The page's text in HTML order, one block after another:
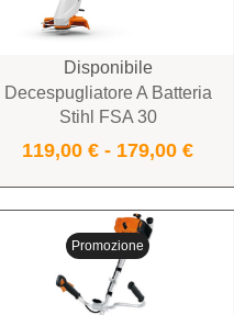
Disponibile
Decespugliatore A Batteria
Stihl FSA 30
119,00€ - 179,00€
Promozione